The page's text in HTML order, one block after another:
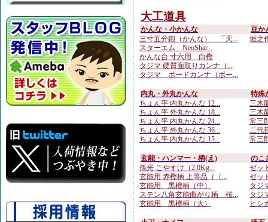
大工道具
かんな・小かんな
三寸五分鉋（かんな） 「天...
スターエム NeoShar...
かんな台 寸六用 白樫
タジマ 硬質面取りカンナ（...
タジマ ボードカンナ（ボー...
豆か
垣之
内丸・外丸かんな
ちょん平 内丸かんな 12...
ちょん平 外丸かんな 18...
ちょん平 内丸かんな 24...
ちょん平 外丸かんな 36...
ちょん平 内丸かんな 15...
特殊
三木
三木
常三
二代
常三
玄能・ハンマー・柄(え)
孫光 こやすけ（2.0Kg...
玄能用 赤樫柄 上等品（（...
玄能用 黒檀柄（中）
ステン八角玄能曲がり柄 桜...
玄能用 黒檀柄（大）
のこ
ゼッ
ゼッ
タジ
タジ
ヒシ